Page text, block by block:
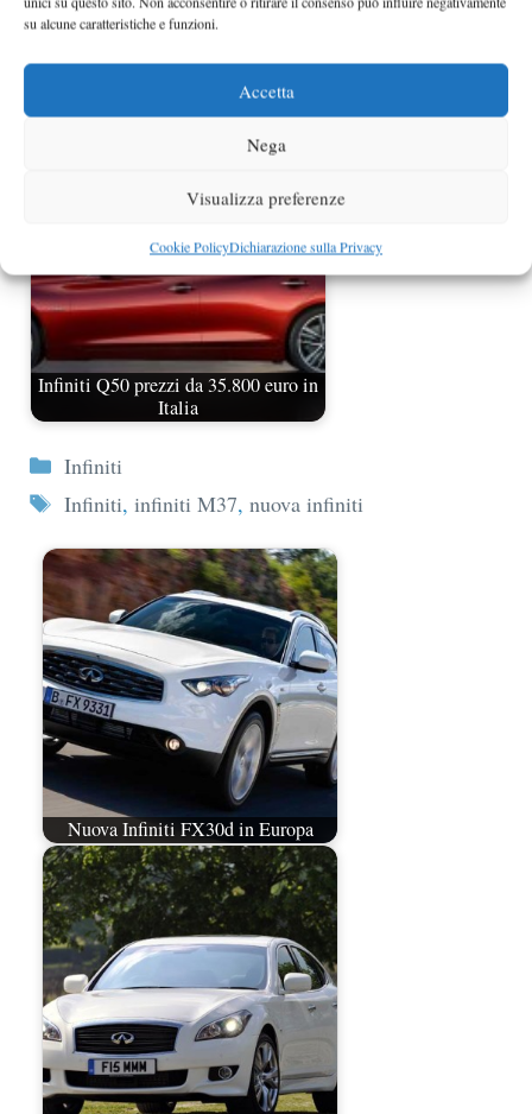
su alcune caratteristiche e funzioni.
Accetta
Nega
Visualizza preferenze
Cookie PolicyDichiarazione sulla Privacy
Nuova Infiniti EX30d turbodiesel
Infiniti Q50 prezzi da 35.800 euro in
Italia
Categorie
Infiniti
Tag
Infiniti, infiniti M37, nuova infiniti
Nuova Infiniti FX30d in Europa